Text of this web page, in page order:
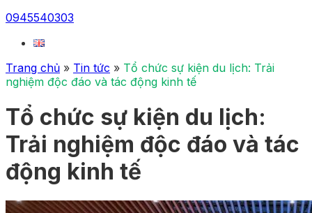
0945540303
Trang chủ » Tin tức » Tổ chức sự kiện du lịch: Trải
nghiệm độc đáo và tác động kinh tế
Tổ chức sự kiện du lịch:
Trải nghiệm độc đáo và tác
động kinh tế